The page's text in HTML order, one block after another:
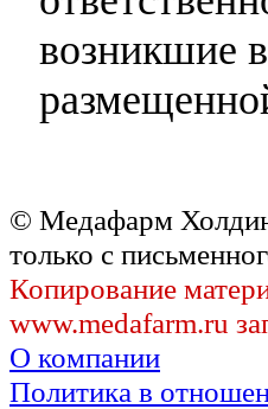
возникшие
© Медафарм
только с
Копирование
www.medafarm.ru
О компании
Политика в